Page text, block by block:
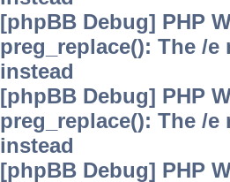
[phpBB Debug] PHP
preg_replace(): The /
instead
[phpBB Debug] PHP
preg_replace(): The /
instead
[phpBB Debug] PHP